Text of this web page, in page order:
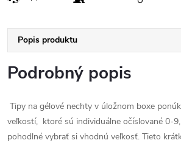
Popis produktu
Podrobný popis
Tipy na gélové nechty v úložnom boxe
veľkostí, ktoré sú individuálne očíslované 0-
pohodlné vybrať si vhodnú veľkosť. Tieto